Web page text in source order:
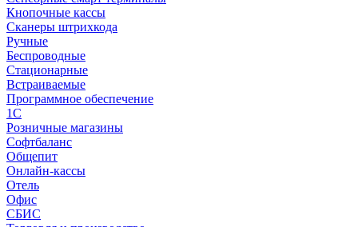
Кнопочные кассы
Сканеры штрихкода
Ручные
Беспроводные
Стационарные
Встраиваемые
Программное обеспечение
1С
Розничные магазины
Софтбаланс
Общепит
Онлайн-кассы
Отель
Офис
СБИС